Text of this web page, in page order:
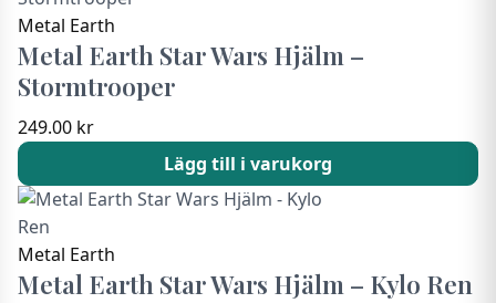
Metal Earth
Metal Earth Star Wars Hjälm –
Stormtrooper
249.00 kr
Lägg till i varukorg
Metal Earth
Metal Earth Star Wars Hjälm – Kylo Ren